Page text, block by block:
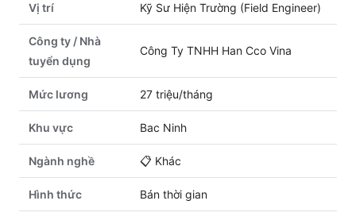
Vị trí Kỹ Sư Hiện Trường (Field Engineer)
Công ty / Nhà
tuyển dụng
Công Ty TNHH Han Cco Vina
Mức lương 27 triệu/tháng
Khu vực Bac Ninh
Ngành nghề 📋 Khác
Hình thức Bán thời gian